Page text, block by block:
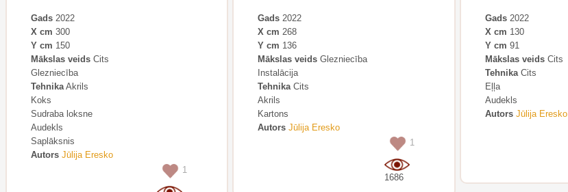
Gads 2022
X cm 300
Y cm 150
Mākslas veids Cits
Glezniecība
Tehnika Akrils
Koks
Sudraba loksne
Audekls
Saplāksnis
Autors Jūlija Eresko
1
Gads 2022
X cm 268
Y cm 136
Mākslas veids Glezniecība
Instalācija
Tehnika Cits
Akrils
Kartons
Autors Jūlija Eresko
1
1686
Gads2022
X cm 130
Y cm 91
Mākslas veidsCits
TehnikaCits
Eļļa
Audekls
Autors Jūlija Eresko